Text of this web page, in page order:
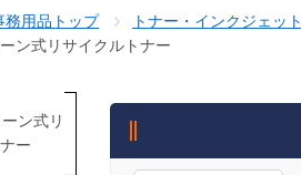
務用品トップ トナー・インクジェット
ン式リサイクルトナー
ン式リ
ー